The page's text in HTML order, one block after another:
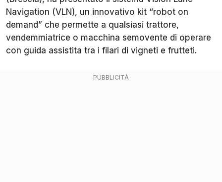
Navigation (VLN), un innovativo kit “robot on
demand” che permette a qualsiasi trattore,
vendemmiatrice o macchina semovente di operare
con guida assistita tra i filari di vigneti e frutteti.